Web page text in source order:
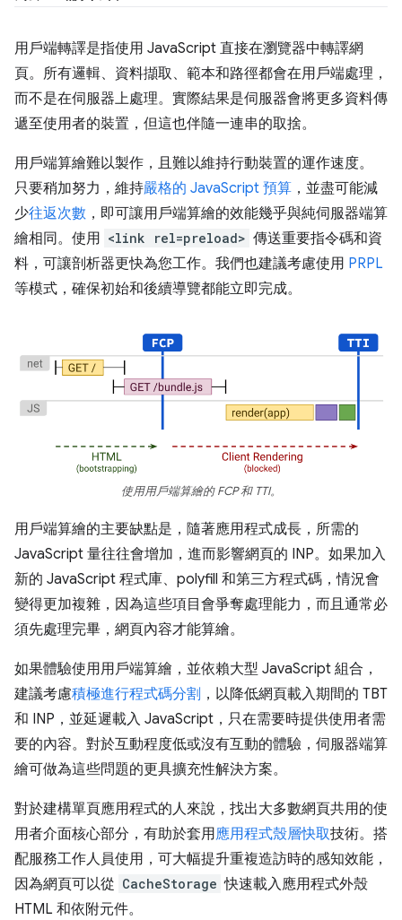
用戶端轉譯是指使用 JavaScript 直接在瀏覽器中轉譯網
頁。所有邏輯、資料擷取、範本和路徑都會在用戶端處理，
而不是在伺服器上處理。實際結果是伺服器會將更多資料傳
遞至使用者的裝置，但這也伴隨一連串的取捨。
用戶端算繪難以製作，且難以維持行動裝置的運作速度。
只要稍加努力，維持嚴格的 JavaScript 預算 ，並盡可能減
少往返次數 ，即可讓用戶端算繪的效能幾乎與純伺服器端算
繪相同。使用 <link rel=preload> 傳送重要指令碼和資
料，可讓剖析器更快為您工作。我們也建議考慮使用 PRPL
等模式，確保初始和後續導覽都能立即完成。
使用用戶端算繪的 FCP 和 TTI。
用戶端算繪的主要缺點是，隨著應用程式成長，所需的
JavaScript 量往往會增加，進而影響網頁的 INP。如果加入
新的 JavaScript 程式庫、polyfill 和第三方程式碼，情況會
變得更加複雜，因為這些項目會爭奪處理能力，而且通常必
須先處理完畢，網頁內容才能算繪。
如果體驗使用用戶端算繪，並依賴大型 JavaScript 組合，
建議考慮積極進行程式碼分割 ，以降低網頁載入期間的 TBT
和 INP，並延遲載入 JavaScript，只在需要時提供使用者需
要的內容。對於互動程度低或沒有互動的體驗，伺服器端算
繪可做為這些問題的更具擴充性解決方案。
對於建構單頁應用程式的人來說，找出大多數網頁共用的使
用者介面核心部分，有助於套用應用程式殼層快取技術。搭
配服務工作人員使用，可大幅提升重複造訪時的感知效能，
因為網頁可以從 CacheStorage 快速載入應用程式外殼
HTML 和依附元件。